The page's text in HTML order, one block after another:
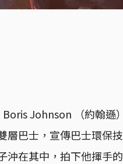
Johnson （約翰遜
層巴士，宣傳巴士環保
沖在其中，拍下他揮手